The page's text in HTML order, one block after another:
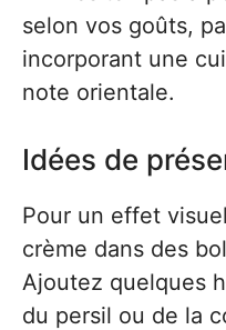
selon vos goûts,
incorporant une
note orientale.
Idées de
Pour un effet
crème dans des
Ajoutez quelques
du persil ou de la